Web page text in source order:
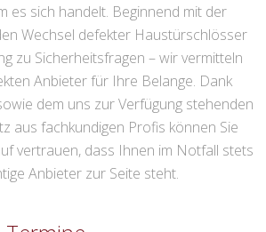
es sich handelt. Beginnend mit der
Wechsel defekter Haustürschlösser
zu Sicherheitsfragen – wir vermitteln
Anbieter für Ihre Belange. Dank
dem uns zur Verfügung stehenden
aus fachkundigen Profis können Sie
vertrauen, dass Ihnen im Notfall stets
Anbieter zur Seite steht.